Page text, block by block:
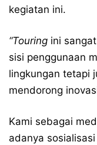
kegiatan ini.
“Touring ini
sisi penggunaan
lingkungan tetapi
mendorong
Kami sebagai
adanya